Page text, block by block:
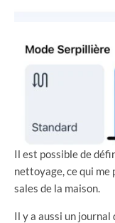
Il est possible de
nettoyage, ce qui me
sales de la maison.
Il y a aussi un